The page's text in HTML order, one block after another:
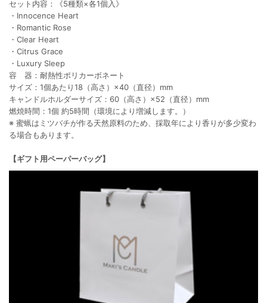
セット内容：《5種類×各1個入》
・Innocence Heart
・Romantic Rose
・Clear Heart
・Citrus Grace
・Luxury Sleep
容 器：耐熱性ポリカーボネート
サイズ：1個あたり18（高さ）×40（直径）mm
キャンドルホルダーサイズ：60（高さ）×52（直径）mm
燃焼時間：1個 約5時間（環境により増減します。）
※ 蜜蝋はミツバチが作る天然原料のため、採取年により香りが多少変わ
る場合もあります。
【ギフト用ペーパーバッグ】